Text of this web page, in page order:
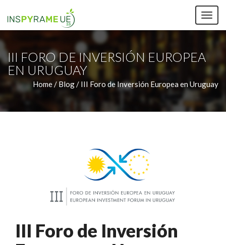
III FORO DE INVERSIÓN EUROPEA
EN URUGUAY
Home / Blog / III Foro de Inversión Europea en Uruguay
III Foro de Inversión